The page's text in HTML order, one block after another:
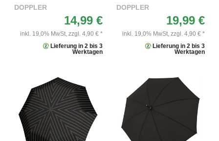
DOPPLER
14,99 €
inkl. 19,0% MwSt, zzgl. 4,90 € *
Lieferung in 2 bis 3
Werktagen
DOPPLER
19,99 €
inkl. 19,0% MwSt, zzgl. 4,90 € *
Lieferung in 2 bis 3
Werktagen